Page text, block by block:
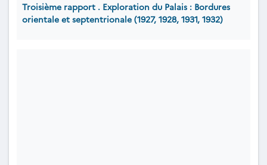
Troisième rapport . Exploration du Palais : Bordures
orientale et septentrionale (1927, 1928, 1931, 1932)